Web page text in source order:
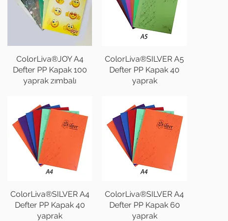
ColorLiva®JOY A4
Defter PP Kapak 100
yaprak zımbalı
ColorLiva®SILVER A5
Defter PP Kapak 40
yaprak
ColorLiva®SILVER A4
Defter PP Kapak 40
yaprak
ColorLiva®SILVER A4
Defter PP Kapak 60
yaprak